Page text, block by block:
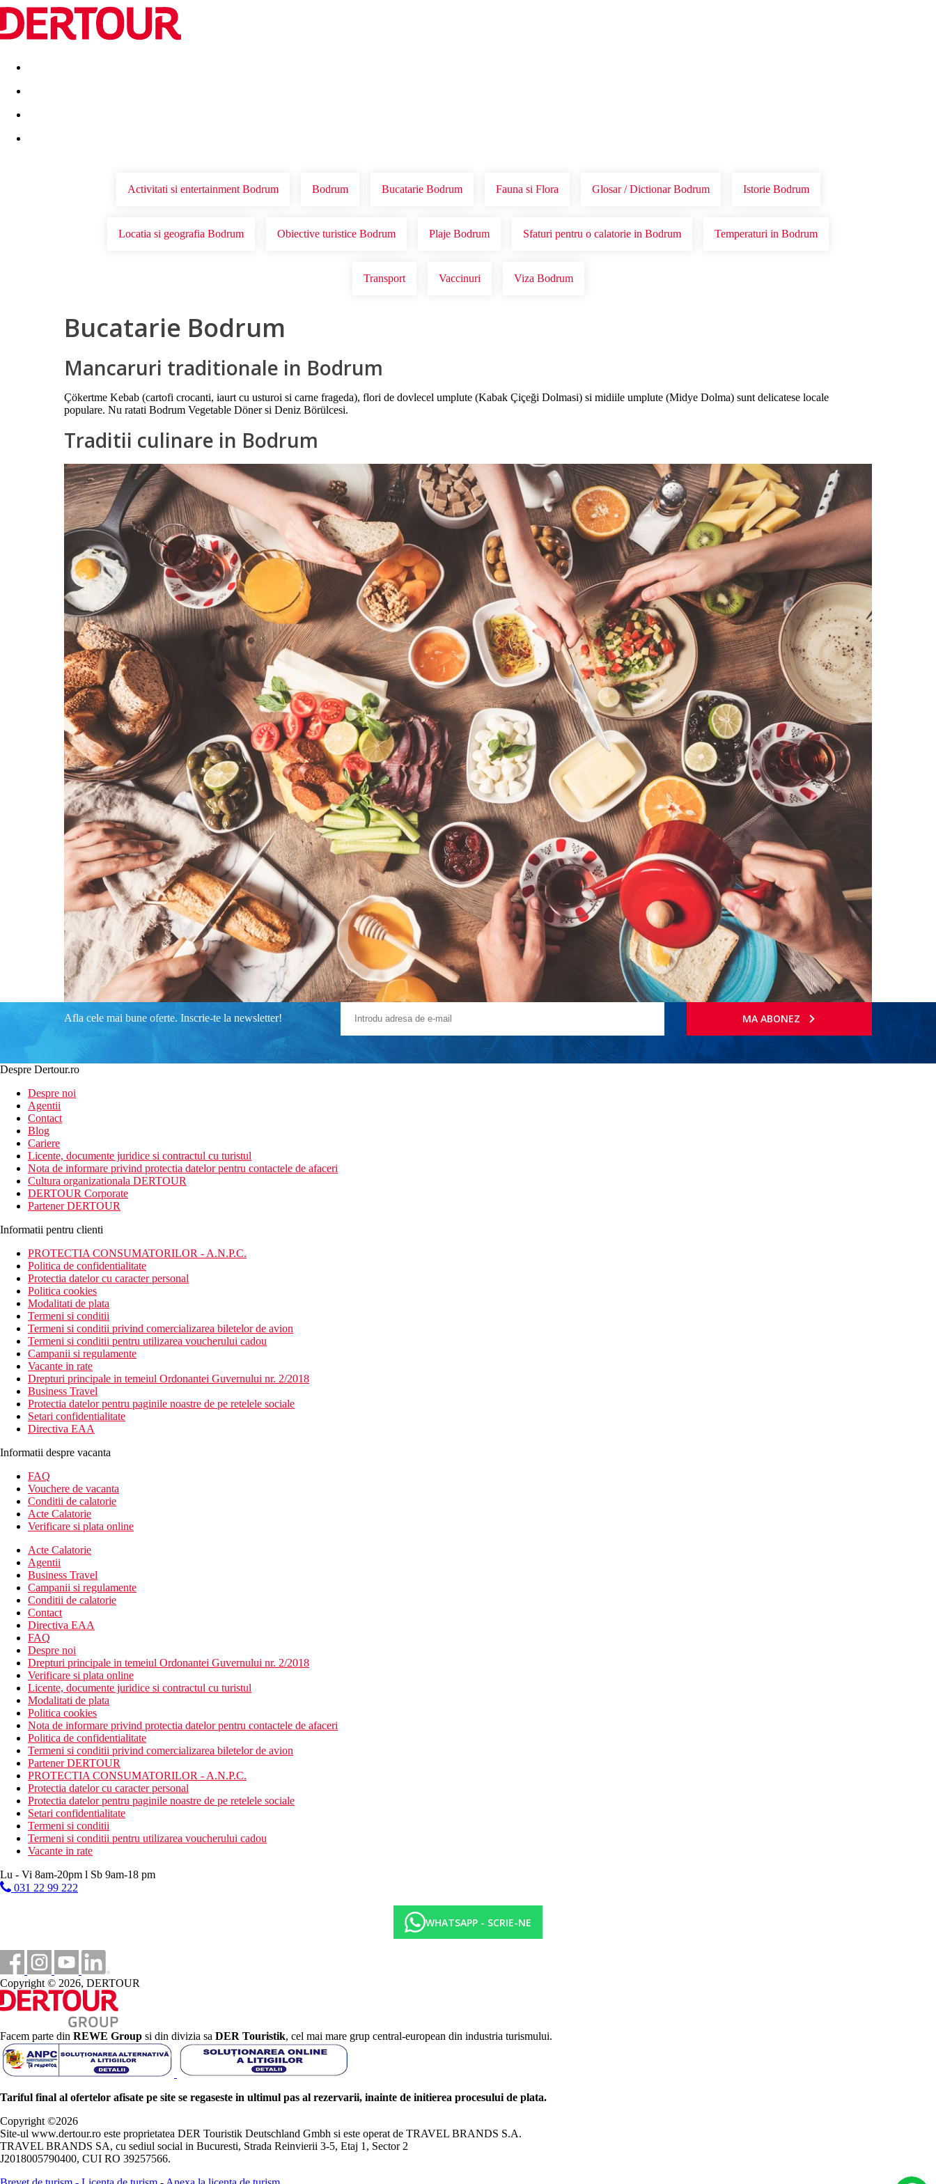
Destinatii Vacanta perfecta OFERTE DE NERATAT
Activitati si entertainment Bodrum Bodrum Bucatarie Bodrum Fauna si Flora Glosar / Dictionar Bodrum Istorie Bodrum
Locatia si geografia Bodrum Obiective turistice Bodrum Plaje Bodrum Sfaturi pentru o calatorie in Bodrum Temperaturi in Bodrum
Transport Vaccinuri Viza Bodrum
Bucatarie Bodrum
Mancaruri traditionale in Bodrum
Çökertme Kebab (cartofi crocanti, iaurt cu usturoi si carne frageda), flori de dovlecel umplute (Kabak Çiçeği Dolmasi) si midiile umplute (Midye Dolma) sunt delicatese locale
populare. Nu ratati Bodrum Vegetable Döner si Deniz Börülcesi.
Traditii culinare in Bodrum
Afla cele mai bune oferte. Inscrie-te la newsletter! MA ABONEZ
Despre Dertour.ro
Despre noi
Agentii
Contact
Blog
Cariere
Licente, documente juridice si contractul cu turistul
Nota de informare privind protectia datelor pentru contactele de afaceri
Cultura organizationala DERTOUR
DERTOUR Corporate
Partener DERTOUR
Informatii pentru clienti
PROTECTIA CONSUMATORILOR - A.N.P.C.
Politica de confidentialitate
Protectia datelor cu caracter personal
Politica cookies
Modalitati de plata
Termeni si conditii
Termeni si conditii privind comercializarea biletelor de avion
Termeni si conditii pentru utilizarea voucherului cadou
Campanii si regulamente
Vacante in rate
Drepturi principale in temeiul Ordonantei Guvernului nr. 2/2018
Business Travel
Protectia datelor pentru paginile noastre de pe retelele sociale
Setari confidentialitate
Directiva EAA
Informatii despre vacanta
FAQ
Vouchere de vacanta
Conditii de calatorie
Acte Calatorie
Verificare si plata online
Acte Calatorie
Agentii
Business Travel
Campanii si regulamente
Conditii de calatorie
Contact
Directiva EAA
FAQ
Despre noi
Drepturi principale in temeiul Ordonantei Guvernului nr. 2/2018
Verificare si plata online
Licente, documente juridice si contractul cu turistul
Modalitati de plata
Politica cookies
Nota de informare privind protectia datelor pentru contactele de afaceri
Politica de confidentialitate
Termeni si conditii privind comercializarea biletelor de avion
Partener DERTOUR
PROTECTIA CONSUMATORILOR - A.N.P.C.
Protectia datelor cu caracter personal
Protectia datelor pentru paginile noastre de pe retelele sociale
Setari confidentialitate
Termeni si conditii
Termeni si conditii pentru utilizarea voucherului cadou
Vacante in rate
Lu - Vi 8am-20pm l Sb 9am-18 pm
031 22 99 222
WHATSAPP - SCRIE-NE
Copyright © 2026, DERTOUR
Facem parte din REWE Group si din divizia sa DER Touristik, cel mai mare grup central-european din industria turismului.
Tariful final al ofertelor afisate pe site se regaseste in ultimul pas al rezervarii, inainte de initierea procesului de plata.
Copyright ©2026
Site-ul www.dertour.ro este proprietatea DER Touristik Deutschland Gmbh si este operat de TRAVEL BRANDS S.A.
TRAVEL BRANDS SA, cu sediul social in Bucuresti, Strada Reinvierii 3-5, Etaj 1, Sector 2
J2018005790400, CUI RO 39257566.